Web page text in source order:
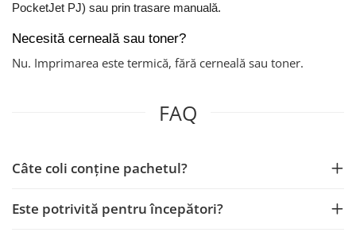
PocketJet PJ) sau prin trasare manuală.
Necesită cerneală sau toner?
Nu. Imprimarea este termică, fără cerneală sau toner.
FAQ
Câte coli conține pachetul?
Este potrivită pentru începători?